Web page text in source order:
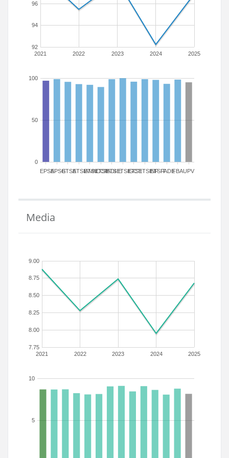
2021 2022 2023 2024 2025
92
94
96
EPSAEPSGETSAETSIAMN
ETSICCP
ETSIADI
ETSIEETSIGCT
ETSIIETSINFETSITFADEFBAUPV
0
50
100
Media
2021 2022 2023 2024 2025
7.75
8.00
8.25
8.50
8.75
9.00
5
10